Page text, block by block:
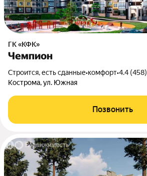
ГК «КФК»
Чемпион
Строится, есть сданные•комфорт•4.4 (458)
Кострома, ул. Южная
Позвонить